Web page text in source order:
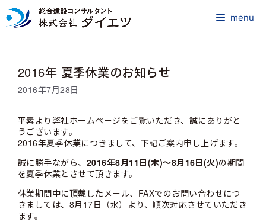
コ
ン
menu
2016年 夏季休業のお知らせ
2016年7月28日
平素より弊社ホームページをご覧いただき、誠にありがと
うございます。
2016年夏季休業につきまして、下記ご案内申し上げます。
誠に勝手ながら、 2016年8月11日(木)～8月16日(火)の期間
を夏季休業とさせて頂きます。
休業期間中に頂戴したメール、FAXでのお問い合わせにつ
きましては、8月17日（水）より、順次対応させていただき
ます。